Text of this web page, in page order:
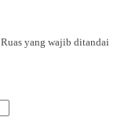
Ruas yang wajib ditandai